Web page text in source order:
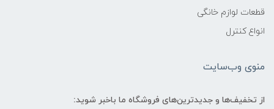
قطعات لوازم خانگی
انواع کنترل
منوی وب‌سایت
از تخفیف‌ها و جدیدترین‌های فروشگاه ما باخبر شوید: